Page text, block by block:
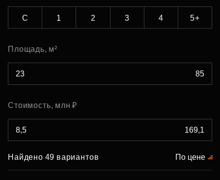
С 1 2 3 4 5+
Площадь, м²
Стоимость, млн ₽
Найдено 49 вариантов По цене